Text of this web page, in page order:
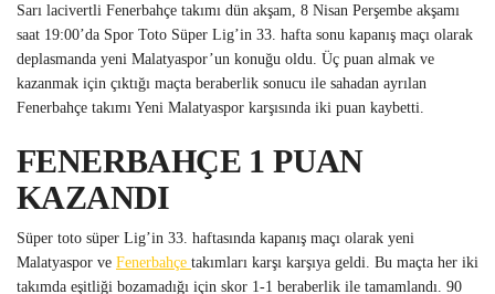
Sarı lacivertli Fenerbahçe takımı dün akşam, 8 Nisan Perşembe akşamı
saat 19:00’da Spor Toto Süper Lig’in 33. hafta sonu kapanış maçı olarak
deplasmanda yeni Malatyaspor’un konuğu oldu. Üç puan almak ve
kazanmak için çıktığı maçta beraberlik sonucu ile sahadan ayrılan
Fenerbahçe takımı Yeni Malatyaspor karşısında iki puan kaybetti.
FENERBAHÇE 1 PUAN
KAZANDI
Süper toto süper Lig’in 33. haftasında kapanış maçı olarak yeni
Malatyaspor ve Fenerbahçe takımları karşı karşıya geldi. Bu maçta her iki
takımda eşitliği bozamadığı için skor 1-1 beraberlik ile tamamlandı. 90